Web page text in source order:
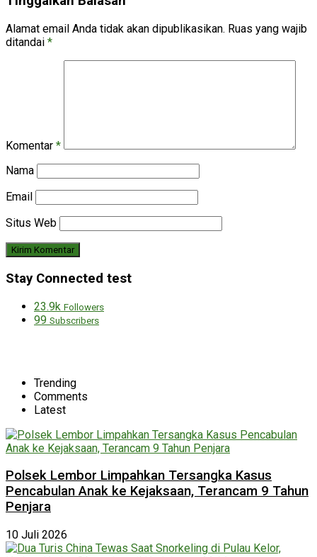
Alamat email Anda tidak akan dipublikasikan. Ruas yang wajib
ditandai *
Komentar *
Nama
Email
Situs Web
Stay Connected test
23.9k Followers
99 Subscribers
Trending
Comments
Latest
Polsek Lembor Limpahkan Tersangka Kasus
Pencabulan Anak ke Kejaksaan, Terancam 9 Tahun
Penjara
10 Juli 2026